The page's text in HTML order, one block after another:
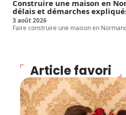
Construire une maison en
délais et démarches
3 août 2026
Faire construire une maison en
Article favori